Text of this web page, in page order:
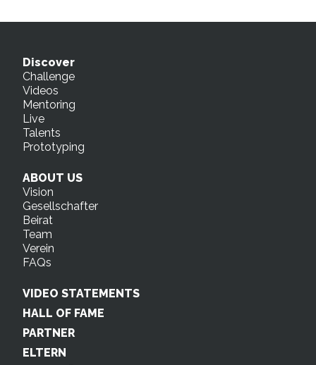
Discover
Challenge
Videos
Mentoring
Live
Talents
Prototyping
ABOUT US
Vision
Gesellschafter
Beirat
Team
Verein
FAQs
VIDEO STATEMENTS
HALL OF FAME
PARTNER
ELTERN